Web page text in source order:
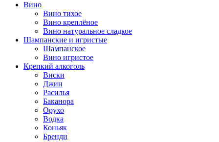
Вино
Вино тихое
Вино креплёное
Вино натуральное сладкое
Шампанские и игристые
Шампанское
Вино игристое
Крепкий алкоголь
Виски
Джин
Расилья
Баканора
Орухо
Водка
Коньяк
Бренди